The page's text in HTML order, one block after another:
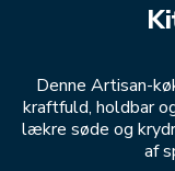
Denne Artisan-
kraftfuld, holdbar
lækre søde og
af